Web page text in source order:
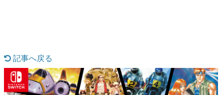
特集記事
マンガ
記事へ戻る